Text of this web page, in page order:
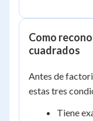
Como
cuadrados
Antes de
estas tres
Tiene